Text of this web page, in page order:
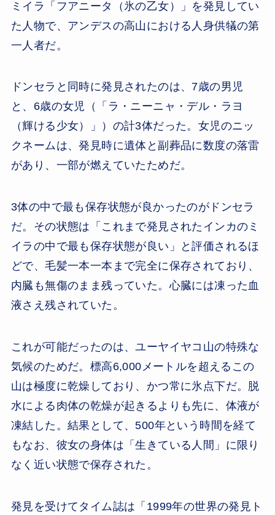
ミイラ「フアニータ（氷の乙女）」を発見してい
た人物で、アンデスの高山における人身供犠の第
一人者だ。
ドンセラと同時に発見されたのは、7歳の男児
と、6歳の女児（「ラ・ニーニャ・デル・ラヨ
（輝ける少女）」）の計3体だった。女児のニッ
クネームは、発見時に遺体と副葬品に数度の落雷
があり、一部が燃えていたためだ。
3体の中で最も保存状態が良かったのがドンセラ
だ。その状態は「これまで発見されたインカのミ
イラの中で最も保存状態が良い」と評価されるほ
どで、毛髪一本一本まで完全に保存されており、
内臓も無傷のまま残っていた。心臓には凍った血
液さえ残されていた。
これが可能だったのは、ユーヤイヤコ山の特殊な
気候のためだ。標高6,000メートルを超えるこの
山は極度に乾燥しており、かつ常に氷点下だ。脱
水による肉体の乾燥が起きるよりも先に、体液が
凍結した。結果として、500年という時間を経て
もなお、彼女の身体は「生きている人間」に限り
なく近い状態で保存された。
発見を受けてタイム誌は「1999年の世界の発見ト